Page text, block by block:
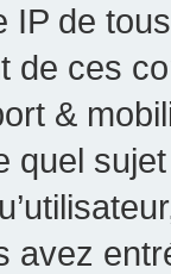
IP de
de ces
&
quel
avez